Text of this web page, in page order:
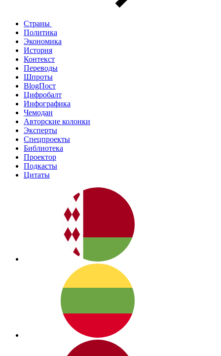
Страны
Политика
Экономика
История
Контекст
Переводы
Шпроты
BlogПост
Цифробалт
Инфографика
Чемодан
Авторские колонки
Эксперты
Спецпроекты
Библиотека
Проектор
Подкасты
Цитаты